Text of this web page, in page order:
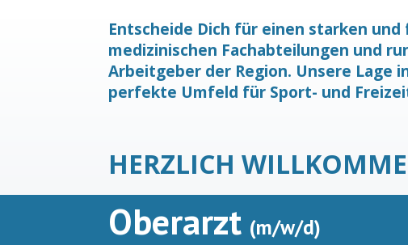
Entscheide Dich für einen starken
medizinischen Fachabteilungen und
Arbeitgeber der Region. Unsere Lage
perfekte Umfeld für Sport- und
HERZLICH
Oberarzt (m/w/d)